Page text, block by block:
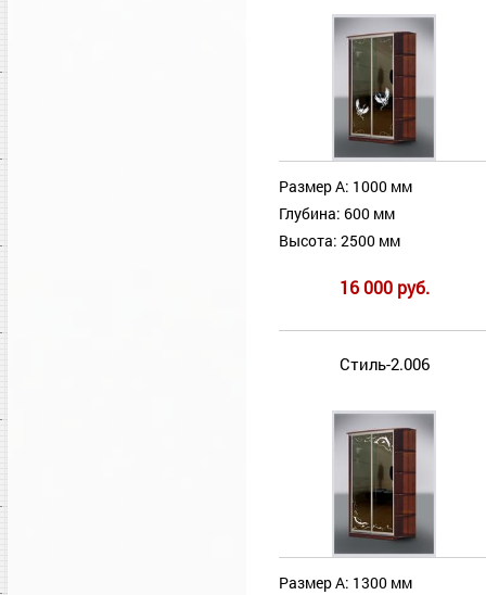
Размер А: 1000 мм
Глубина: 600 мм
Высота: 2500 мм
16 000 руб.
Стиль-2.006
Размер А: 1300 мм